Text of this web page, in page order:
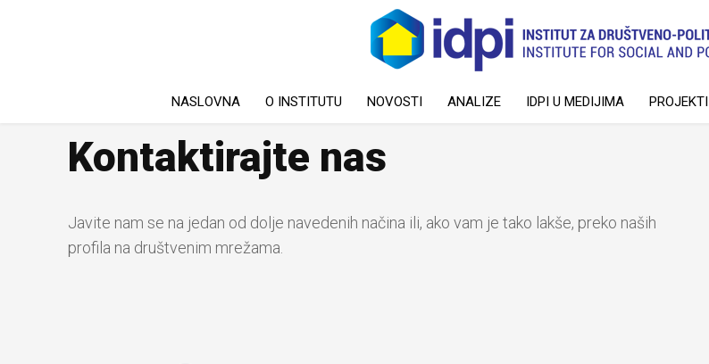
NASLOVNA O INSTITUTU NOVOSTI ANALIZE IDPI U MEDIJIMA PROJEKTI
Kontaktirajte nas
Javite nam se na jedan od dolje navedenih načina ili, ako vam je tako lakše, preko naših
profila na društvenim mrežama.